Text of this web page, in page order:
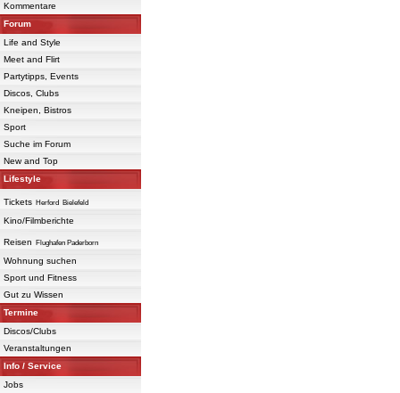
Kommentare
Forum
Life and Style
Meet and Flirt
Partytipps, Events
Discos, Clubs
Kneipen, Bistros
Sport
Suche im Forum
New and Top
Lifestyle
Tickets Herford Bielefeld
Kino/Filmberichte
Reisen Flughafen Paderborn
Wohnung suchen
Sport und Fitness
Gut zu Wissen
Termine
Discos/Clubs
Veranstaltungen
Info / Service
Jobs